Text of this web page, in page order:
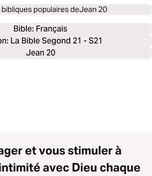
populaires deJean 20
Bible: Français
La Bible Segond 21 - S21
Jean 20
et vous stimuler à
avec Dieu chaque